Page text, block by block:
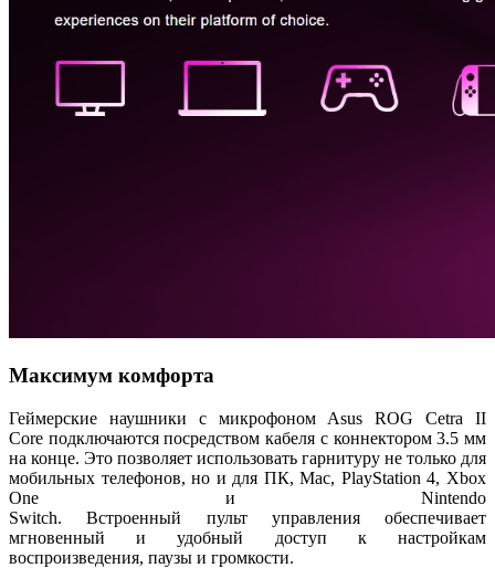
Максимум комфорта
Геймерские наушники с микрофоном Asus ROG Cetra II
Core подключаются посредством кабеля с коннектором 3.5 мм
на конце. Это позволяет использовать гарнитуру не только для
мобильных телефонов, но и для ПК, Mac, PlayStation 4, Xbox
One и Nintendo
Switch. Встроенный пульт управления обеспечивает
мгновенный и удобный доступ к настройкам
воспроизведения, паузы и громкости.